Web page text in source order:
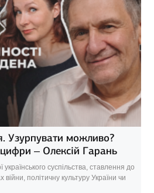
Узурпувати можливо?
– Олексій Гарань
суспільства, ставлення до
війни, політичну культуру України чи